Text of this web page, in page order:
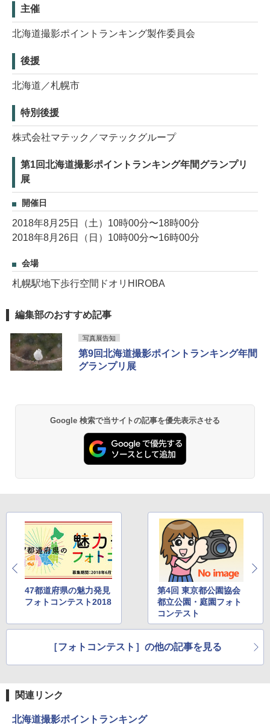
主催
北海道撮影ポイントランキング製作委員会
後援
北海道／札幌市
特別後援
株式会社マテック／マテックグループ
第1回北海道撮影ポイントランキング年間グランプリ
展
開催日
2018年8月25日（土）10時00分〜18時00分
2018年8月26日（日）10時00分〜16時00分
会場
札幌駅地下歩行空間ドオリHIROBA
編集部のおすすめ記事
写真展告知
第9回北海道撮影ポイントランキング年間
グランプリ展
Google 検索で当サイトの記事を優先表示させる
47都道府県の魅力発見
フォトコンテスト2018
第4回 東京都公園協会
都立公園・庭園フォト
コンテスト
［フォトコンテスト］の他の記事を見る
関連リンク
北海道撮影ポイントランキング